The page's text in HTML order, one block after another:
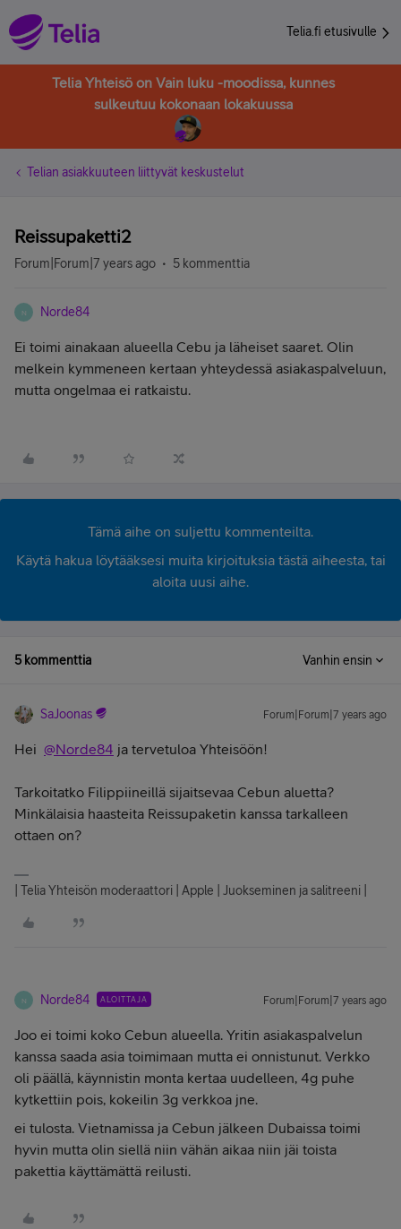
Telia.fi etusivulle
Telia Yhteisö on Vain luku -moodissa, kunnes
sulkeutuu kokonaan lokakuussa
Telian asiakkuuteen liittyvät keskustelut
Reissupaketti2
Forum|Forum|7 years ago 5 kommenttia
N Norde84
Ei toimi ainakaan alueella Cebu ja läheiset saaret. Olin
melkein kymmeneen kertaan yhteydessä asiakaspalveluun,
mutta ongelmaa ei ratkaistu.
Tämä aihe on suljettu kommenteilta.
Käytä hakua löytääksesi muita kirjoituksia tästä aiheesta, tai
aloita uusi aihe.
5 kommenttia Vanhin ensin
SaJoonas Forum|Forum|7 years ago
Hei @Norde84 ja tervetuloa Yhteisöön!
Tarkoitatko Filippiineillä sijaitsevaa Cebun aluetta?
Minkälaisia haasteita Reissupaketin kanssa tarkalleen
ottaen on?
| Telia Yhteisön moderaattori | Apple | Juokseminen ja salitreeni |
N Norde84 ALOITTAJA Forum|Forum|7 years ago
Joo ei toimi koko Cebun alueella. Yritin asiakaspalvelun
kanssa saada asia toimimaan mutta ei onnistunut. Verkko
oli päällä, käynnistin monta kertaa uudelleen, 4g puhe
kytkettiin pois, kokeilin 3g verkkoa jne.
ei tulosta. Vietnamissa ja Cebun jälkeen Dubaissa toimi
hyvin mutta olin siellä niin vähän aikaa niin jäi toista
pakettia käyttämättä reilusti.